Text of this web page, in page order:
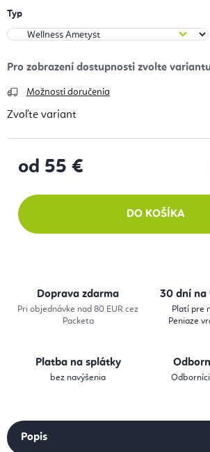
Typ
Možnosti doručenia
Zvoľte variant
od 55 €
DO KOŠÍKA
Doprava zdarma
Pri objednávke nad 80 EUR cez
Packeta
30 dní na
Platí pre
Peniaze
Platba na splátky
bez navýšenia
Popis